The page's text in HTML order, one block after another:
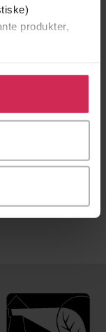
produkter,
til å
kan også
ved å klikke
349,-